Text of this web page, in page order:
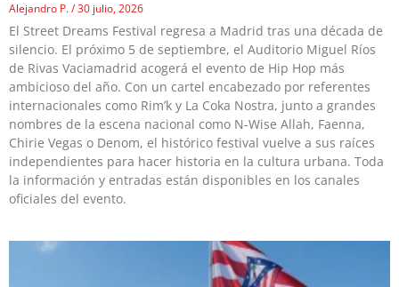
Alejandro P. 30 julio, 2026
El Street Dreams Festival regresa a Madrid tras una década de
silencio. El próximo 5 de septiembre, el Auditorio Miguel Ríos
de Rivas Vaciamadrid acogerá el evento de Hip Hop más
ambicioso del año. Con un cartel encabezado por referentes
internacionales como Rim’k y La Coka Nostra, junto a grandes
nombres de la escena nacional como N-Wise Allah, Faenna,
Chirie Vegas o Denom, el histórico festival vuelve a sus raíces
independientes para hacer historia en la cultura urbana. Toda
la información y entradas están disponibles en los canales
oficiales del evento.